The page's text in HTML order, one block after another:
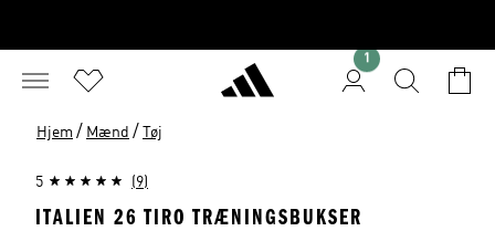
1
Hjem / Mænd / Tøj
5 (9)
ITALIEN 26 TIRO TRÆNINGSBUKSER